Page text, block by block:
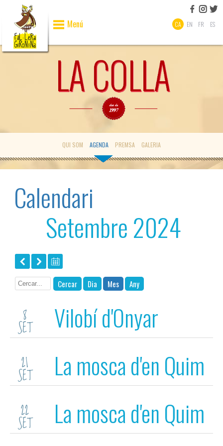
CA EN FR ES
Menú
QUI SOM AGENDA PREMSA GALERIA
Calendari
Setembre 2024
Cercar Dia Mes Any
8
SET Vilobí d'Onyar
21
SET La mosca d'en Quim
22
SET La mosca d'en Quim